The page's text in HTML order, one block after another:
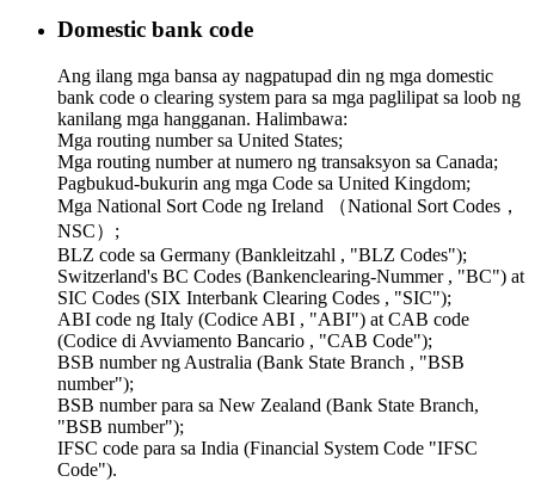
Domestic bank code
Ang ilang mga bansa ay nagpatupad din ng mga domestic
bank code o clearing system para sa mga paglilipat sa loob ng
kanilang mga hangganan. Halimbawa:
Mga routing number sa United States;
Mga routing number at numero ng transaksyon sa Canada;
Pagbukud-bukurin ang mga Code sa United Kingdom;
Mga National Sort Code ng Ireland （National Sort Codes，
NSC）;
BLZ code sa Germany (Bankleitzahl , "BLZ Codes");
Switzerland's BC Codes (Bankenclearing-Nummer , "BC") at
SIC Codes (SIX Interbank Clearing Codes , "SIC");
ABI code ng Italy (Codice ABI , "ABI") at CAB code
(Codice di Avviamento Bancario , "CAB Code");
BSB number ng Australia (Bank State Branch , "BSB
number");
BSB number para sa New Zealand (Bank State Branch,
"BSB number");
IFSC code para sa India (Financial System Code "IFSC
Code").